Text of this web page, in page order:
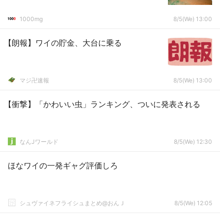
1000mg 8/5(We) 13:00
【朗報】ワイの貯金、大台に乗る
マジ卍速報 8/5(We) 13:00
【衝撃】「かわいい虫」ランキング、ついに発表される
なんJワールド 8/5(We) 12:30
ほなワイの一発ギャグ評価しろ
シュヴァイネフライシュまとめ@おんＪ 8/5(We) 12:05